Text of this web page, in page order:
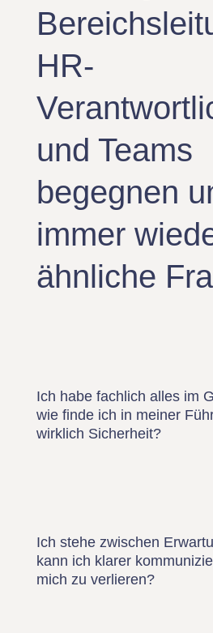
HR-
und Teams
begegnen
immer
ähnliche
Ich habe fachlich alles im
wie finde ich in meiner
wirklich Sicherheit?
Ich stehe zwischen
kann ich klarer
mich zu verlieren?